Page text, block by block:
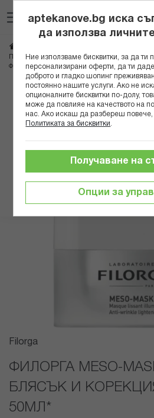
към
съдържанието
Противостарееща грижа
ФИЛОРГА MESO-MASK МАСКА ЗА БЛЯСЪК И
Преминете
края
галерията
изображенията
Преминете
началото
галерия
със
снимки
Filorga
ФИЛОРГА MESO-
БЛЯСЪК И
50МЛ*
aptekanove.bg иска
да използва
Ние използваме бисквитки, за да ти
персонализирани оферти, да ти
доброто и гладко шопинг
постоянно нашите услуги. Ако не
опционалните бисквитки по-долу,
може да повлияе на качеството на
нас. Ако искаш да разбереш
Политиката за бисквитки
Опции за
Получаване на